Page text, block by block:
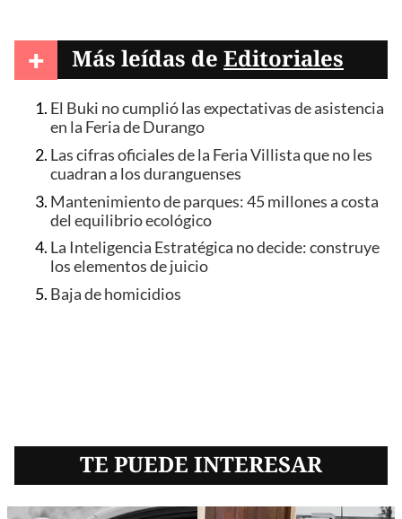
+ Más leídas de Editoriales
El Buki no cumplió las expectativas de asistencia
en la Feria de Durango
Las cifras oficiales de la Feria Villista que no les
cuadran a los duranguenses
Mantenimiento de parques: 45 millones a costa
del equilibrio ecológico
La Inteligencia Estratégica no decide: construye
los elementos de juicio
Baja de homicidios
TE PUEDE INTERESAR